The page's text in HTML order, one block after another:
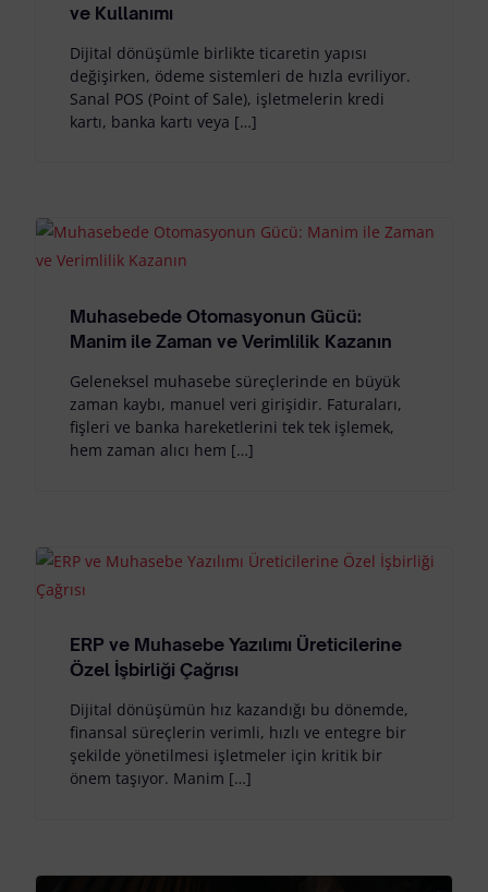
ve Kullanımı
Dijital dönüşümle birlikte ticaretin yapısı
değişirken, ödeme sistemleri de hızla evriliyor.
Sanal POS (Point of Sale), işletmelerin kredi
kartı, banka kartı veya […]
Muhasebede Otomasyonun Gücü:
Manim ile Zaman ve Verimlilik Kazanın
Geleneksel muhasebe süreçlerinde en büyük
zaman kaybı, manuel veri girişidir. Faturaları,
fişleri ve banka hareketlerini tek tek işlemek,
hem zaman alıcı hem […]
ERP ve Muhasebe Yazılımı Üreticilerine
Özel İşbirliği Çağrısı
Dijital dönüşümün hız kazandığı bu dönemde,
finansal süreçlerin verimli, hızlı ve entegre bir
şekilde yönetilmesi işletmeler için kritik bir
önem taşıyor. Manim […]